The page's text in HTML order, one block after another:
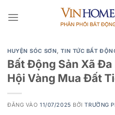
qua
HUYỆN SÓC SƠN,TIN TỨC BẤT
Bất Động Sản Xã
Hội Vàng Mua Đất
ĐĂNG VÀO11/07/2025 BỞITRƯỜNG